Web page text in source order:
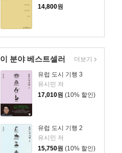
14,800원
이 분야 베스트셀러
유럽 도시 기행 3
유시민 저
17,010원 (10% 할인)
유럽 도시 기행 2
유시민 저
15,750원 (10% 할인)
더보기